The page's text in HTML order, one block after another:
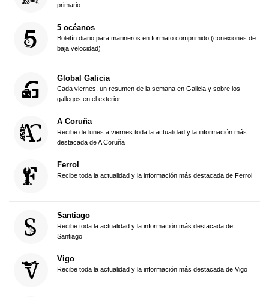
primario
5 océanos
Boletín diario para marineros en formato comprimido (conexiones de
baja velocidad)
Global Galicia
Cada viernes, un resumen de la semana en Galicia y sobre los
gallegos en el exterior
A Coruña
Recibe de lunes a viernes toda la actualidad y la información más
destacada de A Coruña
Ferrol
Recibe toda la actualidad y la información más destacada de Ferrol
Santiago
Recibe toda la actualidad y la información más destacada de
Santiago
Vigo
Recibe toda la actualidad y la información más destacada de Vigo